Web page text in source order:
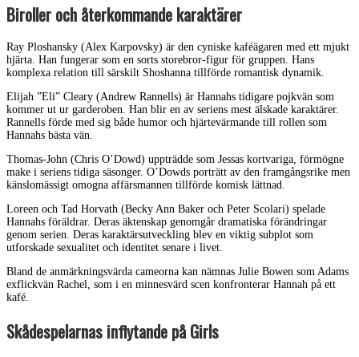
Biroller och återkommande karaktärer
Ray Ploshansky (Alex Karpovsky) är den cyniske kaféägaren med ett mjukt
hjärta. Han fungerar som en sorts storebror-figur för gruppen. Hans
komplexa relation till särskilt Shoshanna tillförde romantisk dynamik.
Elijah ”Eli” Cleary (Andrew Rannells) är Hannahs tidigare pojkvän som
kommer ut ur garderoben. Han blir en av seriens mest älskade karaktärer.
Rannells förde med sig både humor och hjärtevärmande till rollen som
Hannahs bästa vän.
Thomas-John (Chris O’Dowd) uppträdde som Jessas kortvariga, förmögne
make i seriens tidiga säsonger. O’Dowds porträtt av den framgångsrike men
känslomässigt omogna affärsmannen tillförde komisk lättnad.
Loreen och Tad Horvath (Becky Ann Baker och Peter Scolari) spelade
Hannahs föräldrar. Deras äktenskap genomgår dramatiska förändringar
genom serien. Deras karaktärsutveckling blev en viktig subplot som
utforskade sexualitet och identitet senare i livet.
Bland de anmärkningsvärda cameorna kan nämnas Julie Bowen som Adams
exflickvän Rachel, som i en minnesvärd scen konfronterar Hannah på ett
kafé.
Skådespelarnas inflytande på Girls